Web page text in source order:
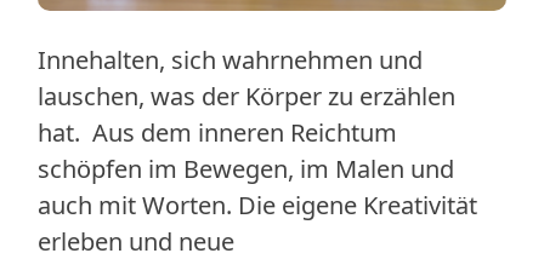
Innehalten, sich wahrnehmen und
lauschen, was der Körper zu erzählen
hat. Aus dem inneren Reichtum
schöpfen im Bewegen, im Malen und
auch mit Worten. Die eigene Kreativität
erleben und neue